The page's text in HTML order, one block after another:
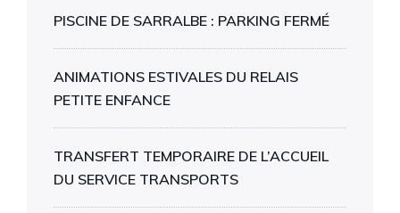
PISCINE DE SARRALBE : PARKING FERMÉ
ANIMATIONS ESTIVALES DU RELAIS
PETITE ENFANCE
TRANSFERT TEMPORAIRE DE L’ACCUEIL
DU SERVICE TRANSPORTS